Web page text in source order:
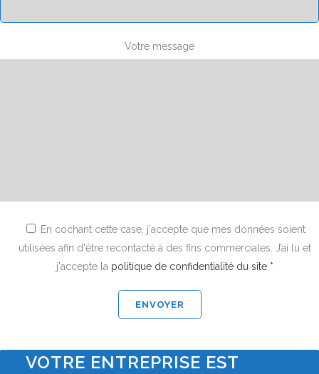
Votre message
En cochant cette case, j'accepte que mes données soient
utilisées afin d'être recontacté à des fins commerciales. J’ai lu et
j'accepte la politique de confidentialité du site *
VOTRE ENTREPRISE EST